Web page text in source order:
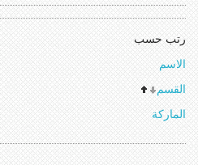
رتب حسب
الاسم
القسم
الماركة